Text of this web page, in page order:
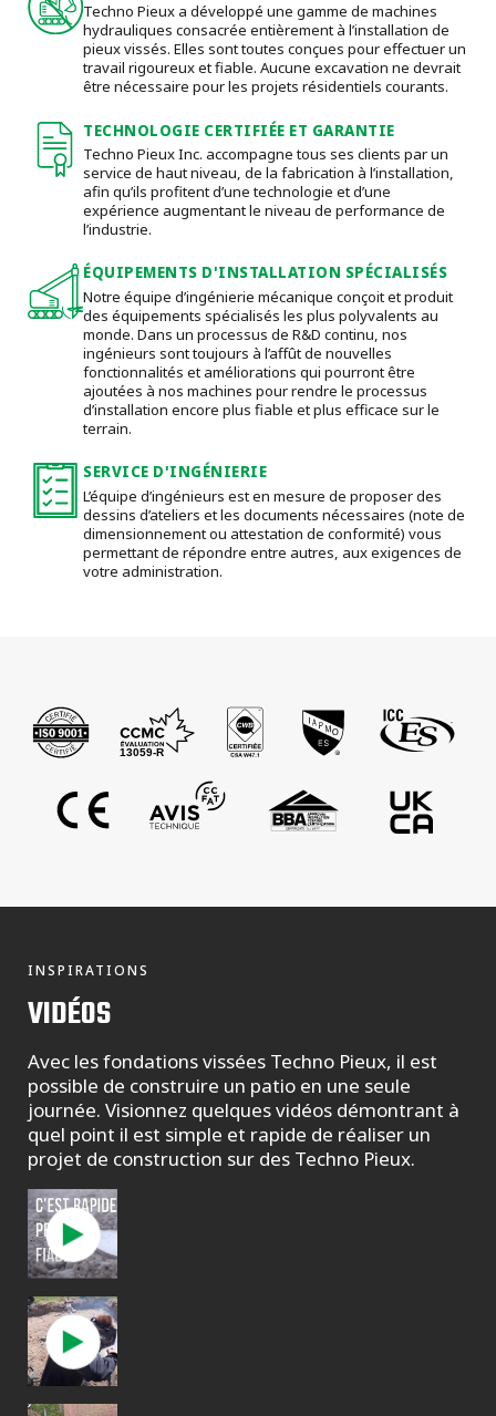
Techno Pieux a développé une gamme de machines
hydrauliques consacrée entièrement à l’installation de
pieux vissés. Elles sont toutes conçues pour effectuer un
travail rigoureux et fiable. Aucune excavation ne devrait
être nécessaire pour les projets résidentiels courants.
TECHNOLOGIE CERTIFIÉE ET GARANTIE
Techno Pieux Inc. accompagne tous ses clients par un
service de haut niveau, de la fabrication à l’installation,
afin qu’ils profitent d’une technologie et d’une
expérience augmentant le niveau de performance de
l’industrie.
ÉQUIPEMENTS D'INSTALLATION SPÉCIALISÉS
Notre équipe d’ingénierie mécanique conçoit et produit
des équipements spécialisés les plus polyvalents au
monde. Dans un processus de R&D continu, nos
ingénieurs sont toujours à l’affût de nouvelles
fonctionnalités et améliorations qui pourront être
ajoutées à nos machines pour rendre le processus
d’installation encore plus fiable et plus efficace sur le
terrain.
SERVICE D'INGÉNIERIE
L’équipe d’ingénieurs est en mesure de proposer des
dessins d’ateliers et les documents nécessaires (note de
dimensionnement ou attestation de conformité) vous
permettant de répondre entre autres, aux exigences de
votre administration.
INSPIRATIONS
VIDÉOS
Avec les fondations vissées Techno Pieux, il est
possible de construire un patio en une seule
journée. Visionnez quelques vidéos démontrant à
quel point il est simple et rapide de réaliser un
projet de construction sur des Techno Pieux.